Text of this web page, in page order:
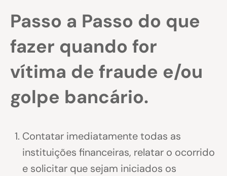
Passo a Passo do que
fazer quando for
vítima de fraude e/ou
golpe bancário.
Contatar imediatamente todas as
instituições financeiras, relatar o ocorrido
e solicitar que sejam iniciados os